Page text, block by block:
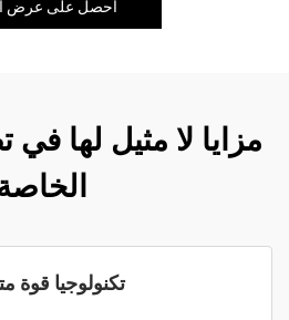
احصل على عرض
مزايا لا مثيل لها في
تكنولوجيا قوة